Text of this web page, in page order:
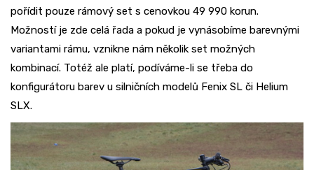
pořídit pouze rámový set s cenovkou 49 990 korun.
Možností je zde celá řada a pokud je vynásobíme barevnými
variantami rámu, vznikne nám několik set možných
kombinací. Totéž ale platí, podíváme-li se třeba do
konfigurátoru barev u silničních modelů Fenix SL či Helium
SLX.